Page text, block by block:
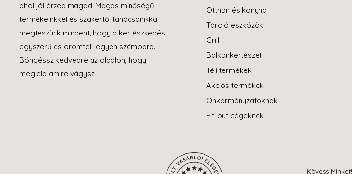
ahol jól érzed magad. Magas minőségű
termékeinkkel és szakértői tanácsainkkal
megteszünk mindent, hogy a kertészkedés
egyszerű és örömteli legyen számodra.
Böngéssz kedvedre az oldalon, hogy
megleld amire vágysz.
Otthon és konyha
Tároló eszközök
Grill
Balkonkertészet
Téli termékek
Akciós termékek
Önkormányzatoknak
Fit-out cégeknek
Kövess Minket!